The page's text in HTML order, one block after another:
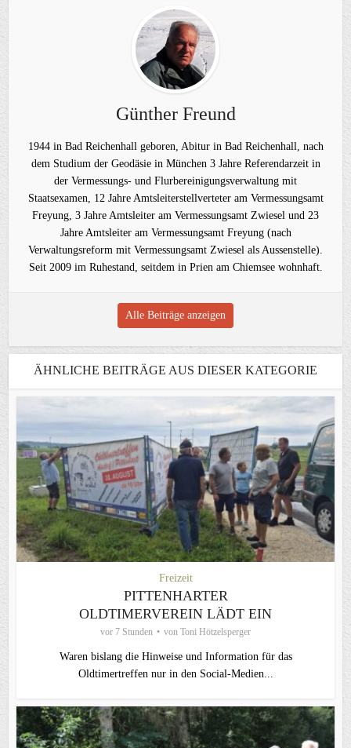
Günther Freund
1944 in Bad Reichenhall geboren, Abitur in Bad Reichenhall, nach
dem Studium der Geodäsie in München 3 Jahre Referendarzeit in
der Vermessungs- und Flurbereinigungsverwaltung mit
Staatsexamen, 12 Jahre Amtsleiterstellverteter am Vermessungsamt
Freyung, 3 Jahre Amtsleiter am Vermessungsamt Zwiesel und 23
Jahre Amtsleiter am Vermessungsamt Freyung (nach
Verwaltungsreform mit Vermessungsamt Zwiesel als Aussenstelle).
Seit 2009 im Ruhestand, seitdem in Prien am Chiemsee wohnhaft.
Alle Beiträge anzeigen
ÄHNLICHE BEITRÄGE AUS DIESER KATEGORIE
Freizeit
PITTENHARTER
OLDTIMERVEREIN LÄDT EIN
vor 7 Stunden von Toni Hötzelsperger
Waren bislang die Hinweise und Information für das
Oldtimertreffen nur in den Social-Medien...